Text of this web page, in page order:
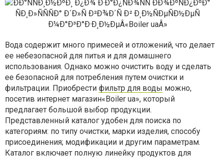
Вода содержит много примесей и отложений, что делает
ее небезопасной для питья и для домашнего
использования. Однако можно очистить воду и сделать
ее безопасной для потребления путем очистки и
фильтрации. Приобрести фильтр для воды можно,
посетив интернет магазин«Boiler ua», который
предлагает большой выбор продукции.
Представленный каталог удобен для поиска по
категориям: по типу очистки, марки изделия, способу
присоединения; модификации и другим параметрам.
Каталог включает полную линейку продуктов для